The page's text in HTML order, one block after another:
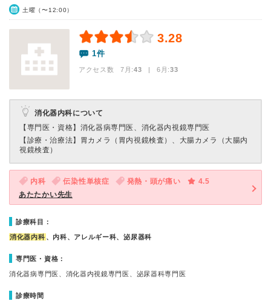
土曜（〜12:00）
3.28
1件
アクセス数 7月:43 | 6月:33
消化器内科について
【専門医・資格】 消化器病専門医、消化器内視鏡専門医
【診療・治療法】 胃カメラ（胃内視鏡検査）、大腸カメラ（大腸内
視鏡検査）
内科 伝染性単核症 発熱・頭が痛い
4.5
あたたかい先生
診療科目：
消化器内科 、内科、アレルギー科、泌尿器科
専門医・資格：
消化器病専門医、消化器内視鏡専門医、泌尿器科専門医
診療時間